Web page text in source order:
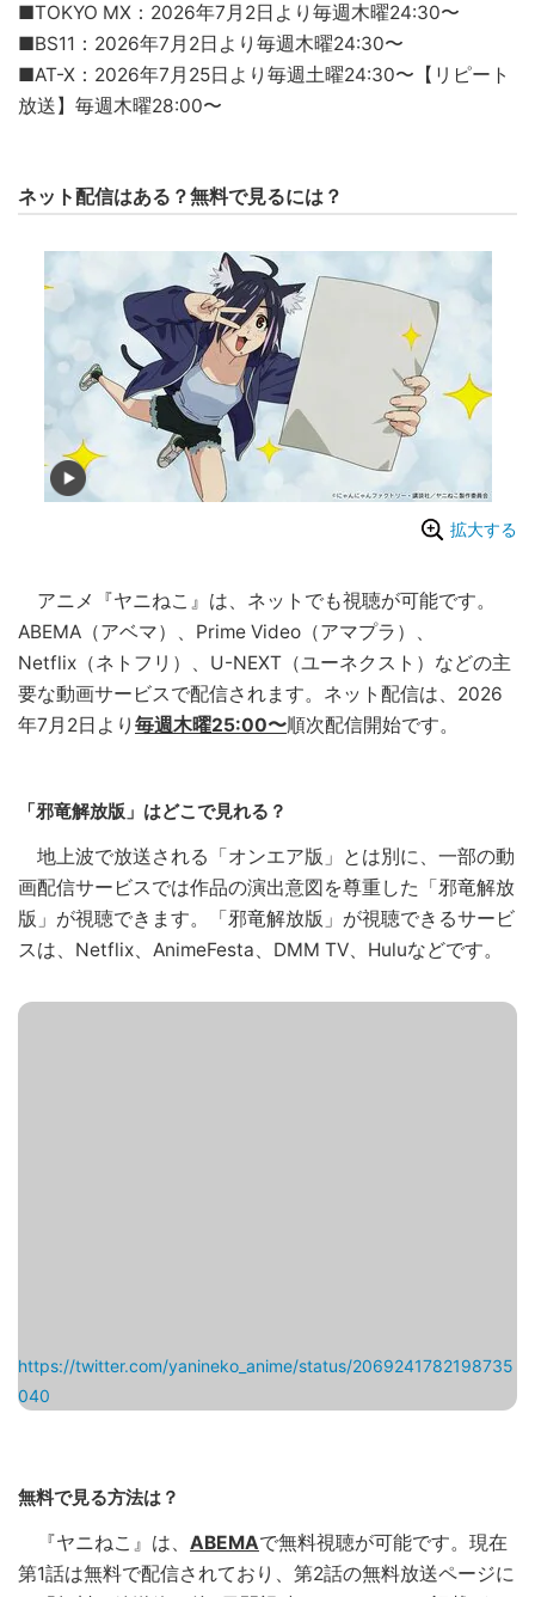
■TOKYO MX：2026年7月2日より毎週木曜24:30〜
■BS11：2026年7月2日より毎週木曜24:30〜
■AT-X：2026年7月25日より毎週土曜24:30〜【リピート
放送】毎週木曜28:00〜
ネット配信はある？無料で見るには？
拡大する
アニメ『ヤニねこ』は、ネットでも視聴が可能です。
ABEMA（アベマ）、Prime Video（アマプラ）、
Netflix（ネトフリ）、U-NEXT（ユーネクスト）などの主
要な動画サービスで配信されます。ネット配信は、2026
年7月2日より 毎週木曜25:00〜順次配信開始です。
「邪竜解放版」はどこで見れる？
地上波で放送される「オンエア版」とは別に、一部の動
画配信サービスでは作品の演出意図を尊重した「邪竜解放
版」が視聴できます。「邪竜解放版」が視聴できるサービ
スは、Netflix、AnimeFesta、DMM TV、Huluなどです。
https://twitter.com/yanineko_anime/status/2069241782198735
040
無料で見る方法は？
『ヤニねこ』は、 ABEMAで無料視聴が可能です。現在
第1話は無料で配信されており、第2話の無料放送ページに